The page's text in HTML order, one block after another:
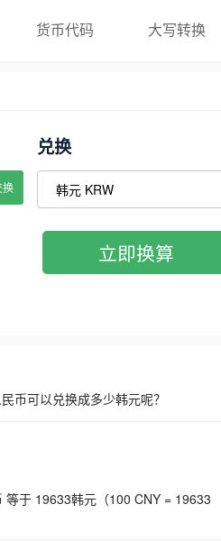
货币代码 大写转换
换
兑换
立即换算
币可以兑换成多少韩元呢？
于 19633韩元（100 CNY = 19633